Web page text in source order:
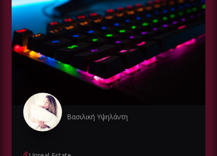
Βασιλική Υψηλάντη